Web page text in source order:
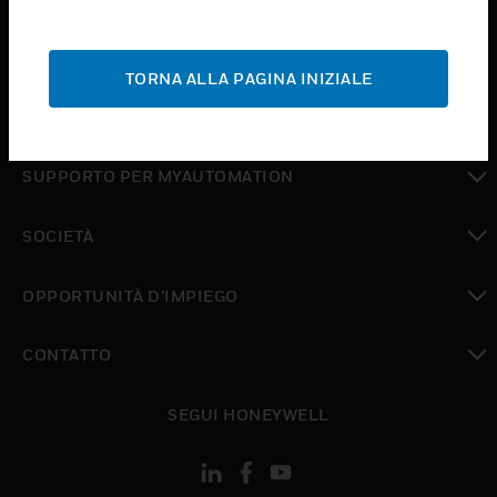
ASSISTENZA
toggle view
toggle view
SUPPORTO PER MYAUTOMATION
SOCIETÀ
OPPORTUNITÀ D’IMPIEGO
CONTATTO
SEGUI HONEYWELL
TORNA ALLA PAGINA INIZIALE